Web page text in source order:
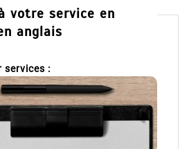
votre service en
anglais
services :